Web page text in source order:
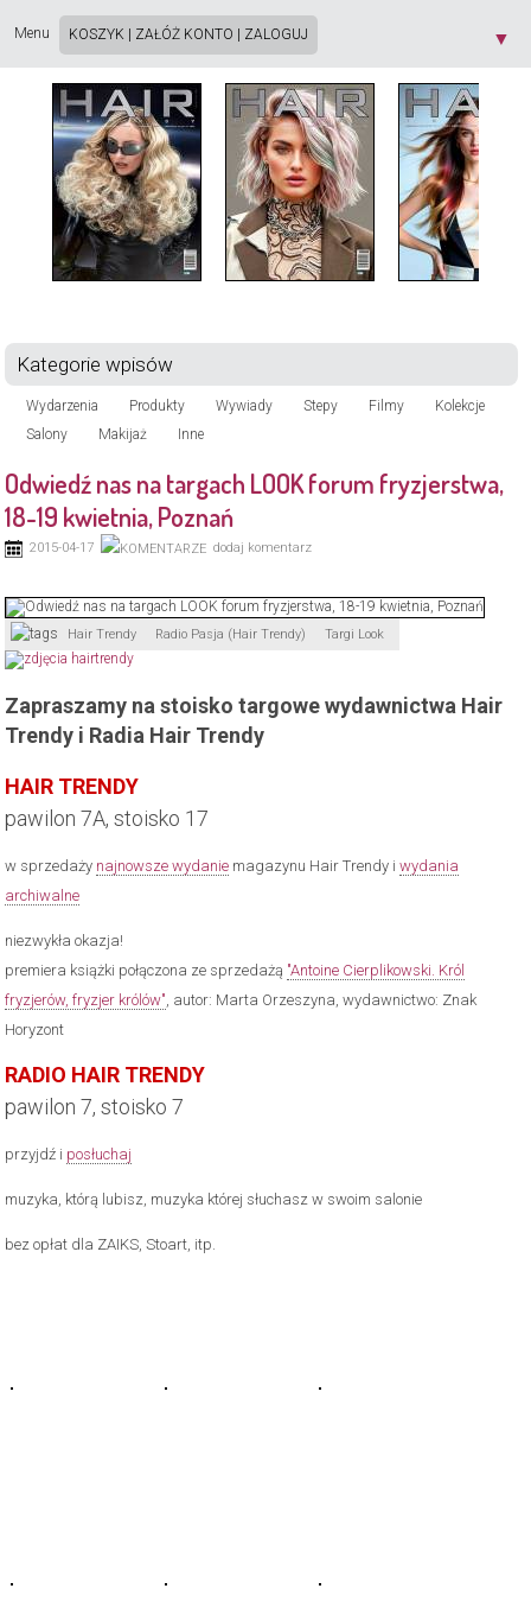
Menu ▼
KOSZYK ZAŁÓŻ KONTO ZALOGUJ
Kategorie wpisów
Wydarzenia Produkty Wywiady Stepy Filmy
Kolekcje
Salony
Makijaż Inne
Odwiedź nas na targach LOOK forum fryzjerstwa,
18-19 kwietnia, Poznań
2015-04-17 dodaj komentarz
Hair Trendy Radio Pasja (Hair Trendy) Targi Look
Zapraszamy na stoisko targowe wydawnictwa Hair
Trendy i Radia Hair Trendy
HAIR TRENDY
pawilon 7A, stoisko 17
w sprzedaży najnowsze wydanie magazynu Hair Trendy iwydania
archiwalne
niezwykła okazja!
premiera książki połączona ze sprzedażą "Antoine Cierplikowski. Król
fryzjerów, fryzjer królów" , autor: Marta Orzeszyna, wydawnictwo: Znak
Horyzont
RADIO HAIR TRENDY
pawilon 7, stoisko 7
przyjdź i posłuchaj
muzyka, którą lubisz, muzyka której słuchasz w swoim salonie
bez opłat dla ZAIKS, Stoart, itp.
cookie, zgodnie z aktualnymi ustawieniami przeglądarki. Dowiedz się więcej o
Prywatności [X]